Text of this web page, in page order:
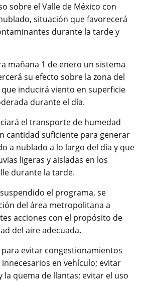
sobre el Valle de México con
situación que favorecerá
durante la tarde y
mañana 1 de enero un sistema
su efecto sobre la zona del
que inducirá viento en superficie
durante el día.
el transporte de humedad
cantidad suficiente para generar
a nublado a lo largo del día y que
ligeras y aisladas en los
durante la tarde.
el programa, se
del área metropolitana a
acciones con el propósito de
del aire adecuada.
evitar congestionamientos
en vehículo; evitar
la quema de llantas; evitar el uso